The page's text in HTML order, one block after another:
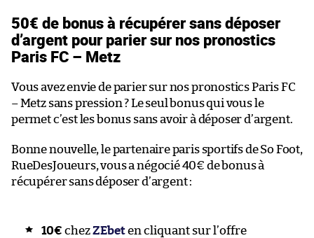
50€ de bonus à récupérer sans déposer
d’argent pour parier sur nos pronostics
Paris FC – Metz
Vous avez envie de parier sur nos pronostics Paris FC
– Metz sans pression ? Le seul bonus qui vous le
permet c’est les bonus sans avoir à déposer d’argent.
Bonne nouvelle, le partenaire paris sportifs de So Foot,
RueDesJoueurs, vous a négocié 40€ de bonus à
récupérer sans déposer d’argent :
10€ chezZEbeten cliquant sur l’offre